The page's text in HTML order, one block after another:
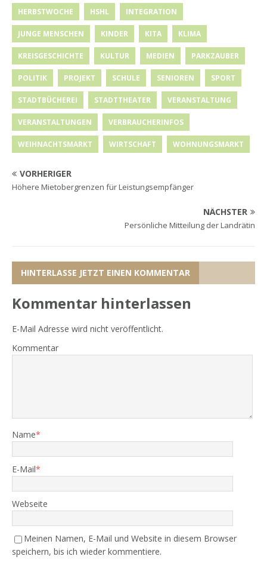
HERBSTWOCHE HSHL INTEGRATION
JUNGE MENSCHEN KINDER KITA KLIMA
KREISGESCHICHTE KULTUR MEDIEN PARKZAUBER
POLITIK PROJEKT SCHULE SENIOREN SPORT
STADTBÜCHEREI STADTTHEATER VERANSTALTUNG
VERANSTALTUNGEN VERBRAUCHERINFOS
WEIHNACHTSMARKT WIRTSCHAFT WOHNUNGSMARKT
VORHERIGER
Höhere Mietobergrenzen für Leistungsempfänger
NÄCHSTER
Persönliche Mitteilung der Landrätin
HINTERLASSE JETZT EINEN KOMMENTAR
Kommentar hinterlassen
E-Mail Adresse wird nicht veröffentlicht.
Kommentar
Name*
E-Mail*
Webseite
Meinen Namen, E-Mail und Website in diesem Browser
speichern, bis ich wieder kommentiere.